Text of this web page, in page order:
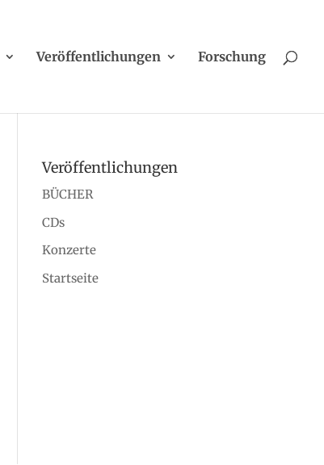
Veröffentlichungen Forschung
Veröffentlichungen
BÜCHER
CDs
Konzerte
Startseite